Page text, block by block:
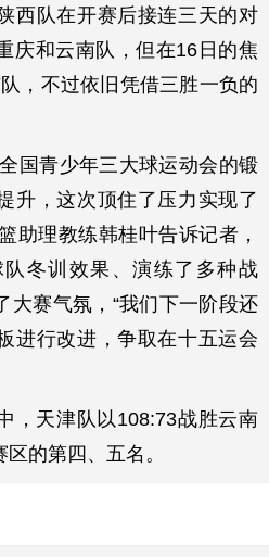
西队在开赛后接连三天的对
庆和云南队，但在16日的焦
，不过依旧凭借三胜一负的
国青少年三大球运动会的锻
升，这次顶住了压力实现了
助理教练韩桂叶告诉记者，
冬训效果、演练了多种战
大赛气氛，“我们下一阶段还
进行改进，争取在十五运会
，天津队以108:73战胜云南
的第四、五名。